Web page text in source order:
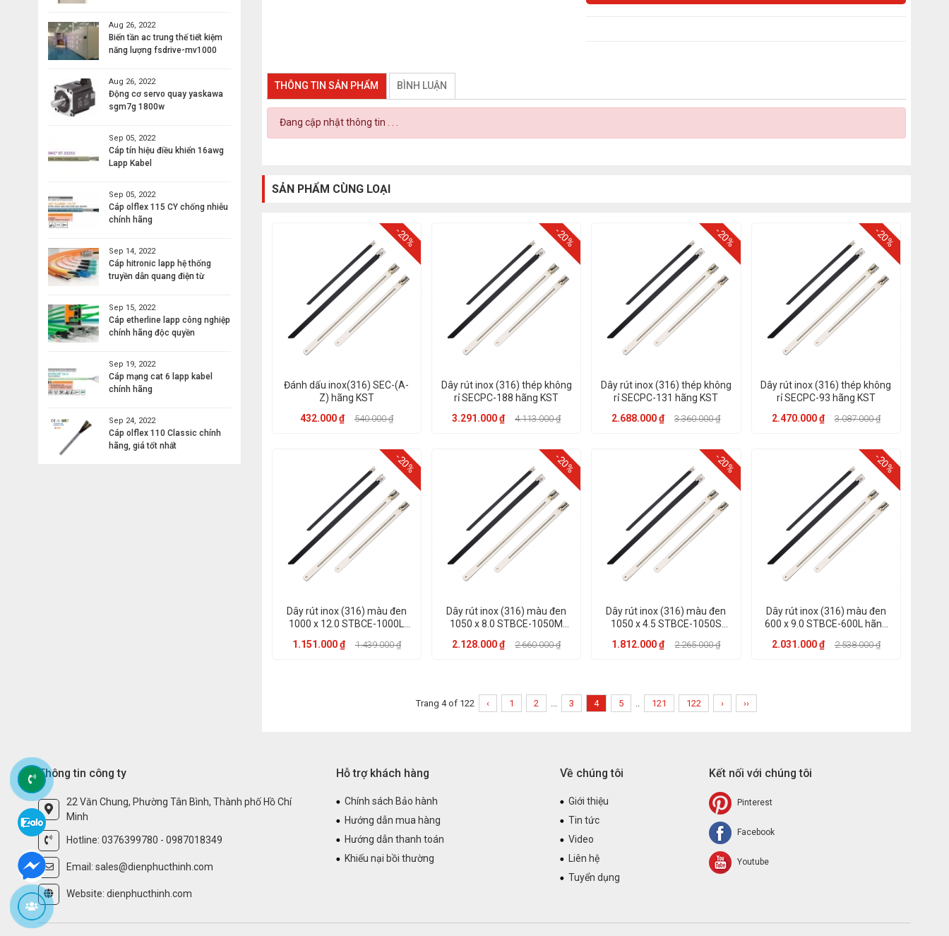
Aug 26, 2022
Biến tần ac trung thế tiết kiệm
năng lượng fsdrive-mv1000
Aug 26, 2022
Động cơ servo quay yaskawa
sgm7g 1800w
Sep 05, 2022
Cáp tín hiệu điều khiển 16awg
Lapp Kabel
Sep 05, 2022
Cáp olflex 115 CY chống nhiễu
chính hãng
Sep 14, 2022
Cáp hitronic lapp hệ thống
truyền dẫn quang điện từ
Sep 15, 2022
Cáp etherline lapp công nghiệp
chính hãng độc quyền
Sep 19, 2022
Cáp mạng cat 6 lapp kabel
chính hãng
Sep 24, 2022
Cáp olflex 110 Classic chính
hãng, giá tốt nhất
THÔNG TIN SẢN PHẨM BÌNH LUẬN
Đang cập nhật thông tin . . .
SẢN PHẨM CÙNG LOẠI
-20%
Đánh dấu inox(316) SEC-(A-
Z) hãng KST
432.000 ₫
540.000 ₫
-20%
Dây rút inox (316) thép không
rỉ SECPC-188 hãng KST
3.291.000 ₫
4.113.000 ₫
-20%
Dây rút inox (316) thép không
rỉ SECPC-131 hãng KST
2.688.000 ₫
3.360.000 ₫
-20%
Dây rút inox (316) thép không
rỉ SECPC-93 hãng KST
2.470.000 ₫
3.087.000 ₫
-20%
Dây rút inox (316) màu đen
1000 x 12.0 STBCE-1000L
1.151.000 ₫ 1.439.000 ₫
-20%
Dây rút inox (316) màu đen
1050 x 8.0 STBCE-1050M
2.128.000 ₫ 2.660.000 ₫
-20%
Dây rút inox (316) màu đen
1050 x 4.5 STBCE-1050S
1.812.000 ₫ 2.265.000 ₫
-20%
Dây rút inox (316) màu đen
600 x 9.0 STBCE-600L hãng
2.031.000 ₫ 2.538.000 ₫
Trang 4 of 122 ‹ 1 2 ... 3 4 5 .. 121 122 › ››
Thông tin công ty
22 Văn Chung, Phường Tân Bình, Thành phố Hồ Chí
Minh
Hotline: 0376399780 - 0987018349
Email: sales@dienphucthinh.com
Website: dienphucthinh.com
Hỗ trợ khách hàng
Chính sách Bảo hành
Hướng dẫn mua hàng
Hướng dẫn thanh toán
Khiếu nại bồi thường
Về chúng tôi
Giới thiệu
Tin tức
Video
Liên hệ
Tuyển dụng
Kết nối với chúng tôi
Pinterest
Facebook
Youtube